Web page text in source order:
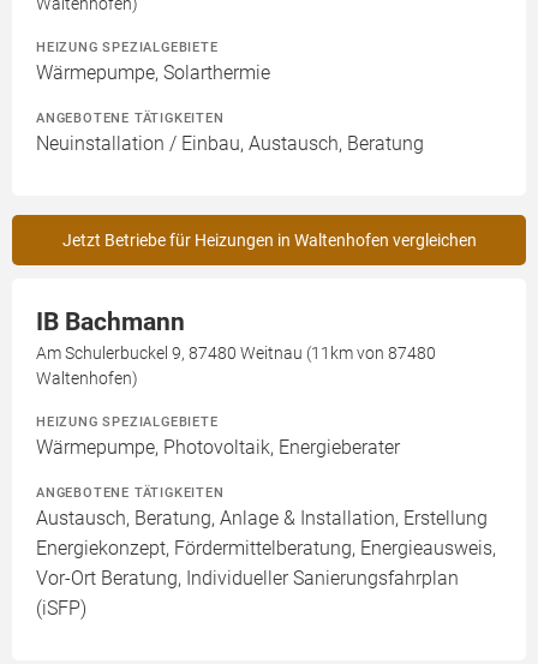
HEIZUNG SPEZIALGEBIETE
Wärmepumpe, Solarthermie
ANGEBOTENE TÄTIGKEITEN
Neuinstallation / Einbau, Austausch, Beratung
Jetzt Betriebe für Heizungen in Waltenhofen vergleichen
IB Bachmann
Am Schulerbuckel 9, 87480 Weitnau (11km von 87480
Waltenhofen)
HEIZUNG SPEZIALGEBIETE
Wärmepumpe, Photovoltaik, Energieberater
ANGEBOTENE TÄTIGKEITEN
Austausch, Beratung, Anlage & Installation, Erstellung
Energiekonzept, Fördermittelberatung, Energieausweis,
Vor-Ort Beratung, Individueller Sanierungsfahrplan
(iSFP)